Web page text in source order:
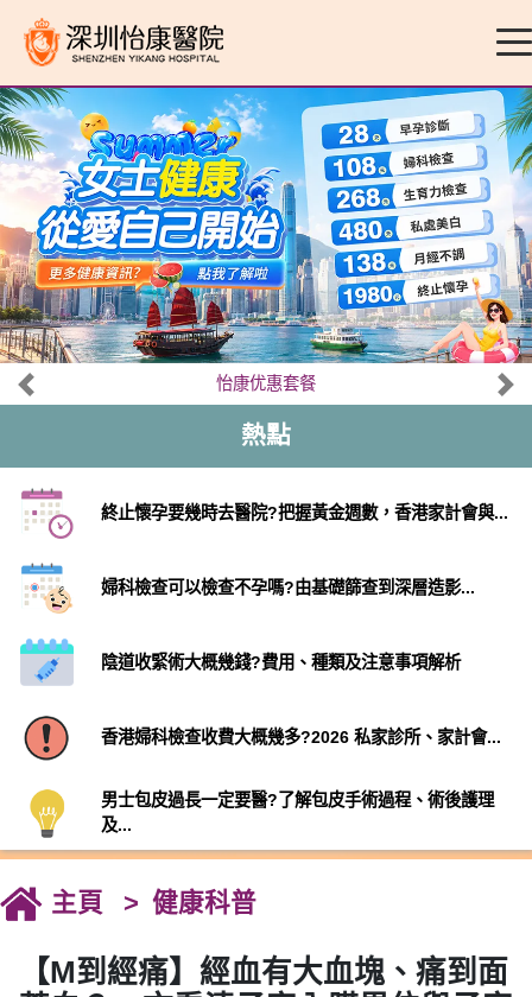
怡康优惠套餐
熱點
終止懷孕要幾時去醫院?把握黃金週數，香港家計會與...
婦科檢查可以檢查不孕嗎?由基礎篩查到深層造影...
陰道收緊術大概幾錢?費用、種類及注意事項解析
香港婦科檢查收費大概幾多?2026 私家診所、家計會...
男士包皮過長一定要醫?了解包皮手術過程、術後護理
及...
主頁 健康科普
【M到經痛】經血有大血塊、痛到面